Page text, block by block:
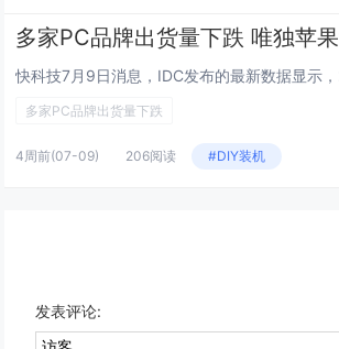
多家PC品牌出货量下跌
4周前(07-09) 206阅读 #DIY装机
发表评论: